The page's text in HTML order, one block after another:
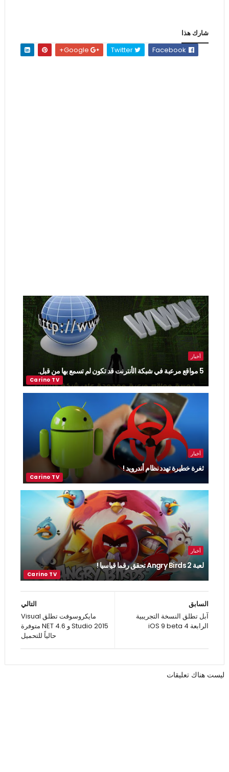
شارك هذا
Twitter
أخبار
5 مواقع مرعبة في شبكة الأنترنت قد تكون لم تسمع بها من قبل.
أخبار
ثغرة خطيرة تهدد نظام أندرويد !
أخبار
لعبة Angry Birds 2 تحقق رقما قياسيا !
التالي
مايكروسوفت تطلق Visual
Studio 2015 و NET 4.6 متوفرة
حالياً للتحميل
السابق
آبل تطلق النسخة التجريبية
الرابعة iOS 9 beta 4
ليست هناك تعليقات